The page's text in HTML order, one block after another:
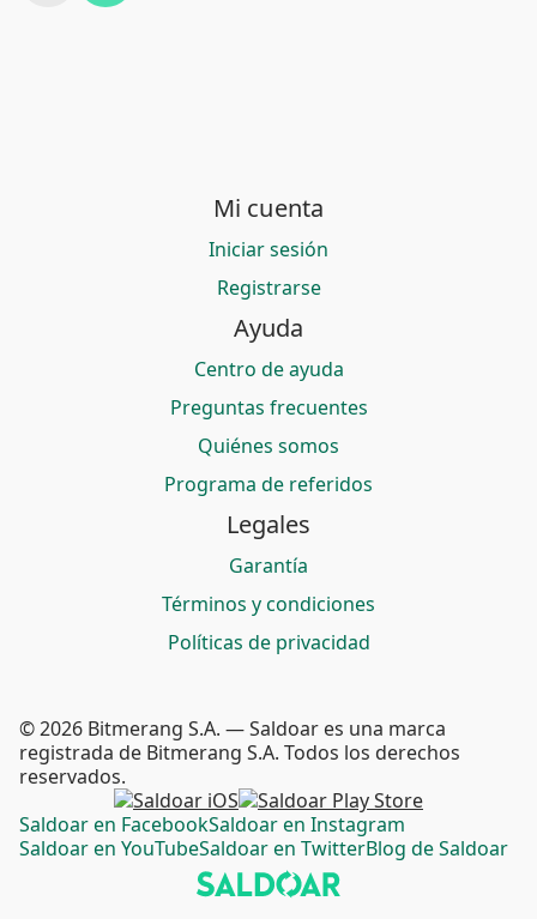
Mi cuenta
Iniciar sesión
Registrarse
Ayuda
Centro de ayuda
Preguntas frecuentes
Quiénes somos
Programa de referidos
Legales
Garantía
Términos y condiciones
Políticas de privacidad
Saldoar en FacebookSaldoar en Instagram
Saldoar en YouTubeSaldoar en TwitterBlog de Saldoar
© 2026 Bitmerang S.A. — Saldoar es una marca
registrada de Bitmerang S.A. Todos los derechos
reservados.